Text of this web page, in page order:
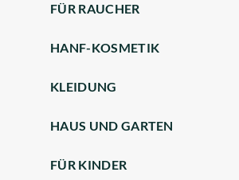
FÜR RAUCHER
HANF-KOSMETIK
KLEIDUNG
HAUS UND GARTEN
FÜR KINDER